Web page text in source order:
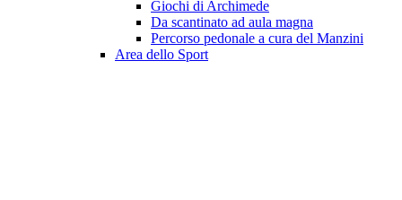
Giochi di Archimede
Da scantinato ad aula magna
Percorso pedonale a cura del Manzini
Area dello Sport